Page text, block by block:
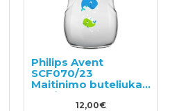
Philips Avent
SCF070/23
Maitinimo buteliukas
1+mėn., 260ml
12,00€